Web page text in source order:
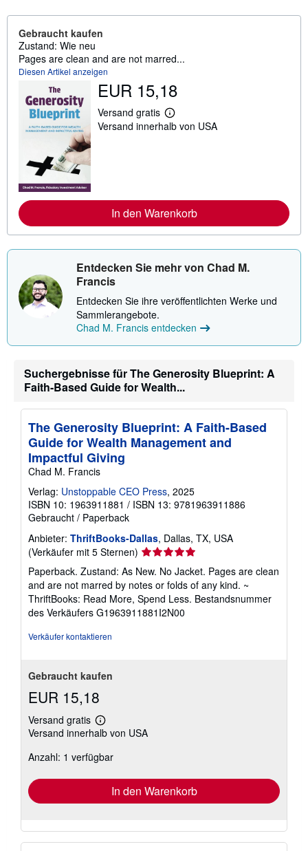
Gebraucht kaufen
Zustand: Wie neu
Pages are clean and are not marred...
Diesen Artikel anzeigen
EUR 15,18
Versand gratis
W
e
n
f
o
a
t
i
e
z
u
V
s
a
o
t
Versand innerhalb von USA
In den Warenkorb
Entdecken Sie mehr von Chad M.
Francis
Entdecken Sie ihre veröffentlichten Werke und
Sammlerangebote.
Chad M. Francis entdecken
Suchergebnisse für The Generosity Blueprint: A
Faith-Based Guide for Wealth...
The Generosity Blueprint: A Faith-Based
Guide for Wealth Management and
Impactful Giving
Chad M. Francis
Verlag: Unstoppable CEO Press, 2025
ISBN 10: 1963911881 / ISBN 13: 9781963911886
Gebraucht / Paperback
Anbieter: ThriftBooks-Dallas, Dallas, TX, USA
(Verkäufer mit 5 Sternen) Verkäuferbewertung
5
von
5
Sternen
Paperback. Zustand: As New. No Jacket. Pages are clean
and are not marred by notes or folds of any kind. ~
ThriftBooks: Read More, Spend Less. Bestandsnummer
des Verkäufers G1963911881I2N00
Verkäufer kontaktieren
Gebraucht kaufen
EUR 15,18
Versand gratis
Weitere
Informationen
Versandkosten
Versand innerhalb von USA
Anzahl: 1 verfügbar
In den Warenkorb